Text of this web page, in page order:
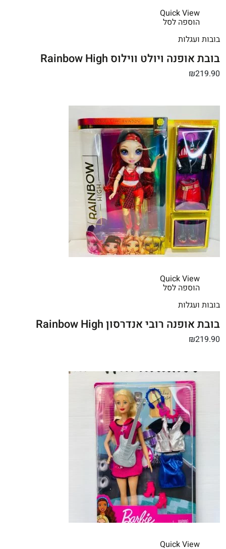
Quick View
הוספה לסל
בובות ועגלות
בובת אופנה ויולט ווילוס Rainbow High
₪219.90
Quick View
הוספה לסל
בובות ועגלות
בובת אופנה רובי אנדרסון Rainbow High
₪219.90
Quick View